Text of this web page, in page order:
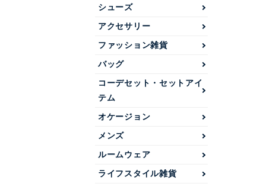
シューズ
アクセサリー
ファッション雑貨
バッグ
コーデセット・セットアイ
テム
オケージョン
メンズ
ルームウェア
ライフスタイル雑貨